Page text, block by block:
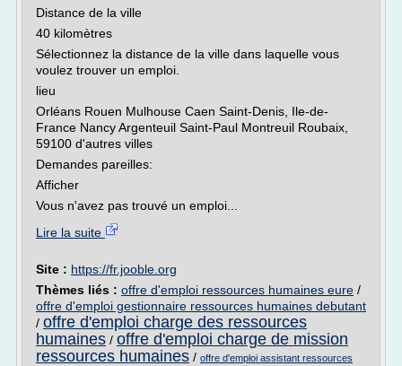
Distance de la ville
40 kilomètres
Sélectionnez la distance de la ville dans laquelle vous
voulez trouver un emploi.
lieu
Orléans Rouen Mulhouse Caen Saint-Denis, Ile-de-
France Nancy Argenteuil Saint-Paul Montreuil Roubaix,
59100 d'autres villes
Demandes pareilles:
Afficher
Vous n'avez pas trouvé un emploi...
Lire la suite
Site : https://fr.jooble.org
Thèmes liés : offre d'emploi ressources humaines eure /
offre d'emploi gestionnaire ressources humaines debutant
/ offre d'emploi charge des ressources
humaines / offre d'emploi charge de mission
ressources humaines / offre d'emploi assistant ressources